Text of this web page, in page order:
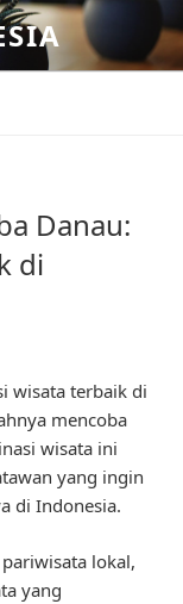
Danau:
di
wisata terbaik di
mencoba
wisata ini
yang ingin
di Indonesia.
lokal,
yang